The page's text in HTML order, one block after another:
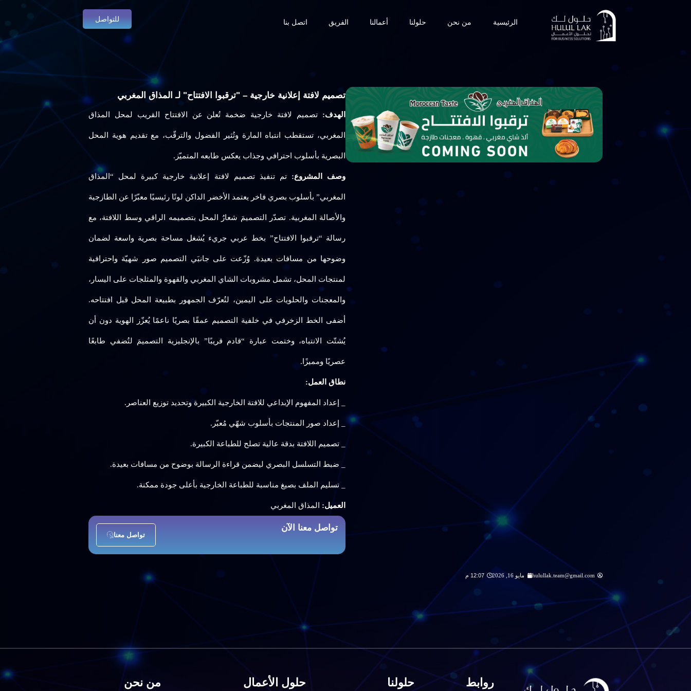
الرئيسية من نحن حلولنا أعمالنا الفريق اتصل بنا للتواصل
تصميم لافتة إعلانية خارجية – "ترقبوا الافتتاح" لـ المذاق المغربي
الهدف: تصميم لافتة خارجية ضخمة تُعلن عن الافتتاح القريب لمحل المذاق
المغربي، تستقطب انتباه المارة وتُثير الفضول والترقّب، مع تقديم هوية المحل
البصرية بأسلوب احترافي وجذاب يعكس طابعه المتميّز.
وصف المشروع:تم تنفيذ تصميم لافتة إعلانية خارجية كبيرة لمحل “المذاق
المغربي” بأسلوب بصري فاخر يعتمد الأخضر الداكن لونًا رئيسيًا معبّرًا عن الطازجية
والأصالة المغربية. تصدّر التصميمَ شعارُ المحل بتصميمه الراقي وسط اللافتة، مع
رسالة “ترقبوا الافتتاح” بخط عربي جريء يُشغل مساحة بصرية واسعة لضمان
وضوحها من مسافات بعيدة. وُزّعت على جانبَي التصميم صور شهيّة واحترافية
لمنتجات المحل، تشمل مشروبات الشاي المغربي والقهوة والمثلجات على اليسار،
والمعجنات والحلويات على اليمين، لتُعرّف الجمهور بطبيعة المحل قبل افتتاحه.
أضفى الخط الزخرفي في خلفية التصميم عمقًا بصريًا ناعمًا يُعزّز الهوية دون أن
يُشتّت الانتباه، وختمت عبارة “قادم قريبًا” بالإنجليزية التصميمَ لتُضفي طابعًا
عصريًا ومميزًا.
نطاق العمل:
_ إعداد المفهوم الإبداعي للافتة الخارجية الكبيرة وتحديد توزيع العناصر.
_ إعداد صور المنتجات بأسلوب شهّي مُعبّر.
_ تصميم اللافتة بدقة عالية تصلح للطباعة الكبيرة.
_ ضبط التسلسل البصري ليضمن قراءة الرسالة بوضوح من مسافات بعيدة.
_ تسليم الملف بصيغ مناسبة للطباعة الخارجية بأعلى جودة ممكنة.
العميل: المذاق المغربي
تواصل معنا الآن
تواصل معنا
hulullak.team@gmail.com مايو 16, 2026 12:07 م
روابط حلولنا حلول الأعمال من نحن